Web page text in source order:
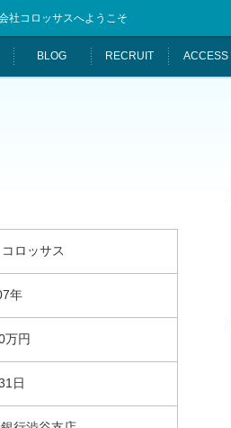
社コロッサスへようこそ
BLOG RECRUIT ACCESS
ロッサス
年
万円
日